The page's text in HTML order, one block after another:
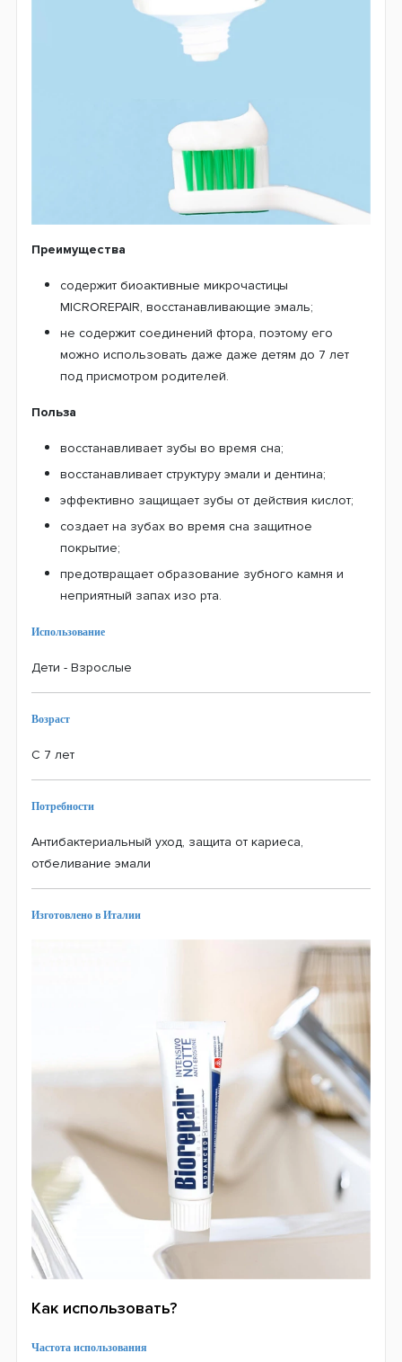
Преимущества
содержит биоактивные микрочастицы
MICROREPAIR, восстанавливающие эмаль;
не содержит соединений фтора, поэтому его
можно использовать даже даже детям до 7 лет
под присмотром родителей.
Польза
восстанавливает зубы во время сна;
восстанавливает структуру эмали и дентина;
эффективно защищает зубы от действия кислот;
создает на зубах во время сна защитное
покрытие;
предотвращает образование зубного камня и
неприятный запах изо рта.
Использование
Дети - Взрослые
Возраст
С 7 лет
Потребности
Антибактериальный уход, защита от кариеса,
отбеливание эмали
Изготовлено в Италии
Как использовать?
Частота использования